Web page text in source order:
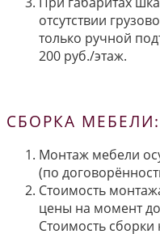
отсутствии
только ручной
200 руб./этаж.
СБОРКА МЕБЕЛИ:
Монтаж мебели
(по
Стоимость
цены на момент
Стоимость сборки